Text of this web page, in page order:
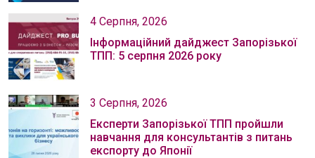
4 Серпня, 2026
Інформаційний дайджест Запорізької
ТПП: 5 серпня 2026 року
3 Серпня, 2026
Експерти Запорізької ТПП пройшли
навчання для консультантів з питань
експорту до Японії